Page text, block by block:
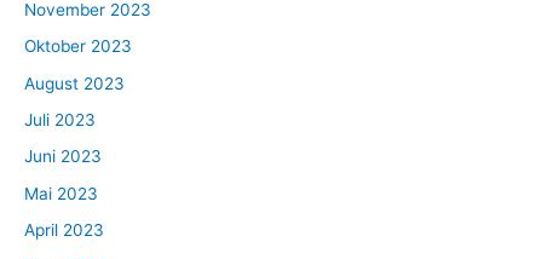
November 2023
Oktober 2023
August 2023
Juli 2023
Juni 2023
Mai 2023
April 2023